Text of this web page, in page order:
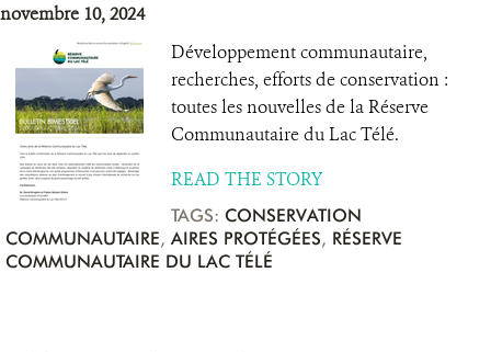
novembre 10, 2024
Développement communautaire,
recherches, efforts de conservation :
toutes les nouvelles de la Réserve
Communautaire du Lac Télé.
READ THE STORY
TAGS: CONSERVATION
COMMUNAUTAIRE, AIRES PROTÉGÉES, RÉSERVE
COMMUNAUTAIRE DU LAC TÉLÉ